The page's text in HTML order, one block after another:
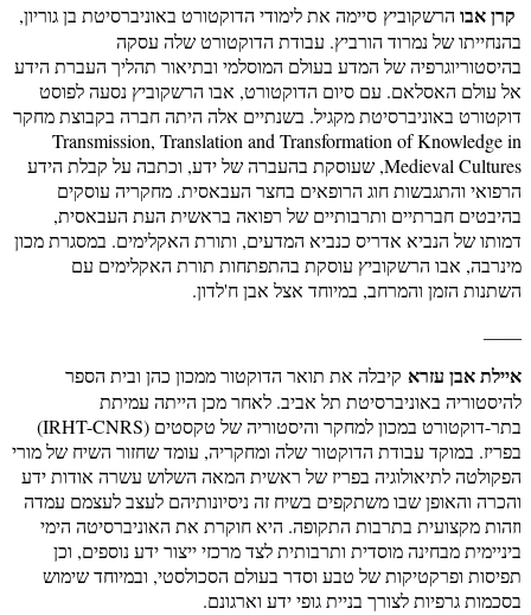
קרן אבו הרשקוביץ סיימה את לימודי הדוקטורט באוניברסיטת בן גוריון,
בהנחייתו של נמרוד הורביץ. עבודת הדוקטורט שלה עסקה
בהיסטוריוגרפיה של המדע בעולם המוסלמי ובתיאור תהליך העברת הידע
אל עולם האסלאם. עם סיום הדוקטורט, אבו הרשקוביץ נסעה לפוסט
דוקטורט באוניברסיטת מקגיל. בשנתיים אלה היתה חברה בקבוצת מחקר
Transmission, Translation and Transformation of Knowledge in
Medieval Cultures, שעוסקת בהעברה של ידע, וכתבה על קבלת הידע
הרפואי והתגבשות חוג הרופאים בחצר העבאסית. מחקריה עוסקים
בהיבטים חברתיים ותרבותיים של רפואה בראשית העת העבאסית,
דמותו של הנביא אדריס כנביא המדעים, ותורת האקלימים. במסגרת מכון
מינרבה, אבו הרשקוביץ עוסקת בהתפתחות תורת האקלימים עם
השתנות הזמן והמרחב, במיוחד אצל אבן ח'לדון.
איילת אבן עזרא קיבלה את תואר הדוקטור ממכון כהן ובית הספר
להיסטוריה באוניברסיטת תל אביב. לאחר מכן הייתה עמיתת
בתר-דוקטורט במכון למחקר והיסטוריה של טקסטים (IRHT-CNRS)
בפריז. במוקד עבודת הדוקטור שלה ומחקריה, עומד שחזור השיח של מורי
הפקולטה לתיאולוגיה בפריז של ראשית המאה השלוש עשרה אודות ידע
והכרה והאופן שבו משתקפים בשיח זה ניסיונותיהם לעצב לעצמם עמדה
וזהות מקצועית בתרבות התקופה. היא חוקרת את האוניברסיטה הימי
ביניימית מבחינה מוסדית ותרבותית לצד מרכזי ייצור ידע נוספים, וכן
תפיסות ופרקטיקות של טבע וסדר בעולם הסכולסטי, ובמיוחד שימוש
בסכמות גרפיות לצורך בניית גופי ידע וארגונם.